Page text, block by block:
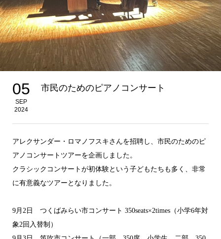
05
SEP
2024
市民のためのピアノコンサート
アレクサンダー・ロマノフスキさんを招聘し、市民のためのピ
アノコンサートツアーを企画しました。
クラシックコンサートが初体験という子どもたちも多く、非常
に有意義なツアーとなりました。
9月2日 つくばみらい市コンサート 350seats×2times（小学6年対
象2回入替制）